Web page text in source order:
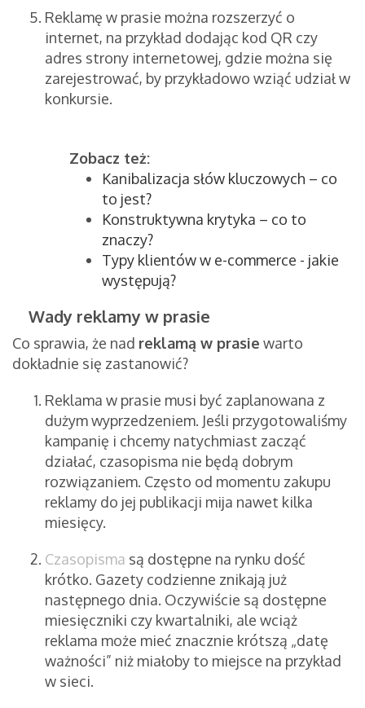
Reklamę w prasie można rozszerzyć o
internet, na przykład dodając kod QR czy
adres strony internetowej, gdzie można się
zarejestrować, by przykładowo wziąć udział w
konkursie.
Zobacz też:
Kanibalizacja słów kluczowych – co
to jest?
Konstruktywna krytyka – co to
znaczy?
Typy klientów w e-commerce - jakie
występują?
Wady reklamy w prasie
Co sprawia, że nad reklamą w prasie warto
dokładnie się zastanowić?
Reklama w prasie musi być zaplanowana z
dużym wyprzedzeniem. Jeśli przygotowaliśmy
kampanię i chcemy natychmiast zacząć
działać, czasopisma nie będą dobrym
rozwiązaniem. Często od momentu zakupu
reklamy do jej publikacji mija nawet kilka
miesięcy.
Czasopisma są dostępne na rynku dość
krótko. Gazety codzienne znikają już
następnego dnia. Oczywiście są dostępne
miesięczniki czy kwartalniki, ale wciąż
reklama może mieć znacznie krótszą „datę
ważności” niż miałoby to miejsce na przykład
w sieci.